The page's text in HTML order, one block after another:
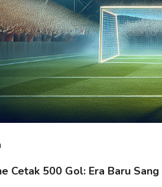
Cetak 500 Gol: Era Baru